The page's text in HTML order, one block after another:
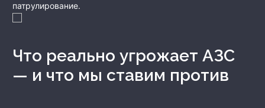
патрулирование.
Что реально угрожает АЗС
— и что мы ставим против